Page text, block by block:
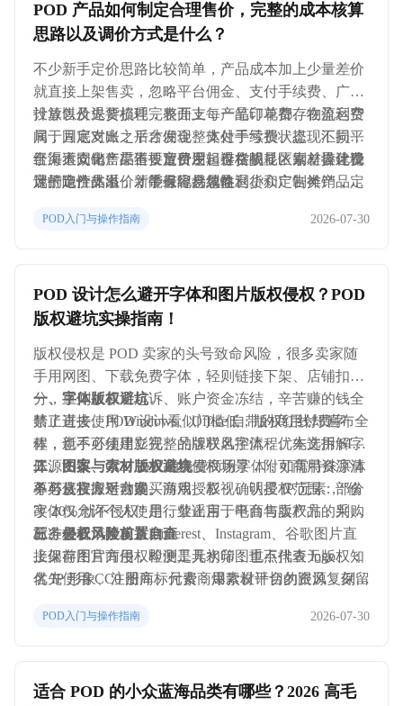
POD 产品如何制定合理售价，完整的成本核算
思路以及调价方式是什么？
不少新手定价思路比较简单，产品成本加上少量差价
就直接上架售卖，忽略平台佣金、支付手续费、广告
投放以及退货损耗，表面上每一笔订单都存在盈利空
间，月底对账之后才发现整体处于亏损状态。不同平
台、不同销售渠道，定价逻辑存在明显区别，搭建稳
定的定价体系，才能保障持续盈利。
计算售价先要梳理完整开支，产品印花费、物流运费
属于固定支出；平台佣金、支付手续费、提现汇损属
于渠道支出；广告投放费用、退货损耗、素材设计费
属于隐性支出，新手最容易忽略退货和广告摊销，定
的核算逻辑，结合自身运营情况灵活调整。
红海大众化产品不要盲目发起价格战，依靠差异化设
计打造产品溢价；带有纪念属性、小众定制类产品，
置少量引流款，依靠微利吸引平台流量，搭配高利润
失。
POD入门与操作指南 2026-07-30
POD 设计怎么避开字体和图片版权侵权？POD
版权避坑实操指南！
版权侵权是 POD 卖家的头号致命风险，很多卖家随
手用网图、下载免费字体，轻则链接下架、店铺扣
分，重则被律所起诉、账户资金冻结，辛苦赚的钱全
赔了进去。POD 设计看似门槛低，版权红线却遍布全
程，新手必须建立完整的版权风控流程。本文拆解字
体、图案、素材三大高频侵权场景，附可商用资源清
单与侵权应对方案。
一、字体版权避坑
禁止直接使用 Windows、Office 自带的商用付费字
体，也不可使用影视、品牌联名字体；优先选用 SIL
开源协议、CC0 协议的免费商用字体，如需特殊字体
务必从官方平台购买商用授权；确认授权范围：部分
字体仅允许个人使用，禁止用于电商售卖产品，采购
前务必看清授权条款。
二、图案与素材版权避坑
不可直接搬运动漫、游戏、影视、明星 IP 元素，“修
改 20% 就不侵权” 是行业谣言，平台与版权方的判定
标准极低；禁止从 Pinterest、Instagram、谷歌图片直
接保存图片商用，即便是无水印图也不代表无版权；
优先使用 CC0 图库、付费商用素材平台的资源，保留
三、侵权风险前置自查
上架前用官方侵权检测工具初筛，重点排查 logo、知
名 IP 形象、注册商标元素；爆款设计切勿跟风复刻，
计素材溯源台账，所有素材的来源、授权文件统一存
POD入门与操作指南 2026-07-30
适合 POD 的小众蓝海品类有哪些？2026 高毛